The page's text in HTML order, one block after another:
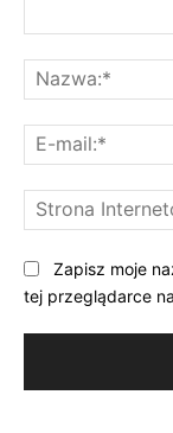
Zapisz moje
tej przeglądarce